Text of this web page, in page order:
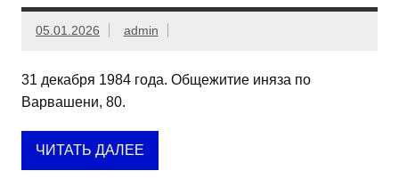
05.01.2026 admin
31 декабря 1984 года. Общежитие иняза по
Варвашени, 80.
ЧИТАТЬ ДАЛЕЕ